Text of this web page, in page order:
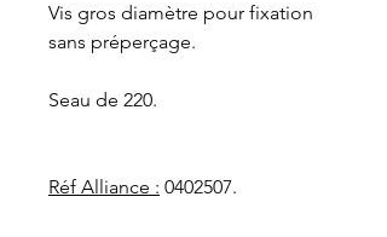
Vis gros diamètre pour fixation
sans préperçage.
Seau de 220.
Réf Alliance : 0402507.